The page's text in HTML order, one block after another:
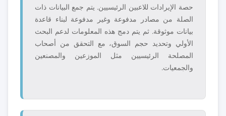
حصة الإيرادات للاعبين الرئيسيين. يتم جمع البيانات ذات
الصلة من مصادر مدفوعة وغير مدفوعة لبناء قاعدة
بيانات موثوقة. ثم يتم دمج هذه المعلومات لدعم البحث
الأولي وتحديد حجم السوق، مع التحقق من أصحاب
المصلحة الرئيسيين مثل الموزعين والمصنعين
والجمعيات.